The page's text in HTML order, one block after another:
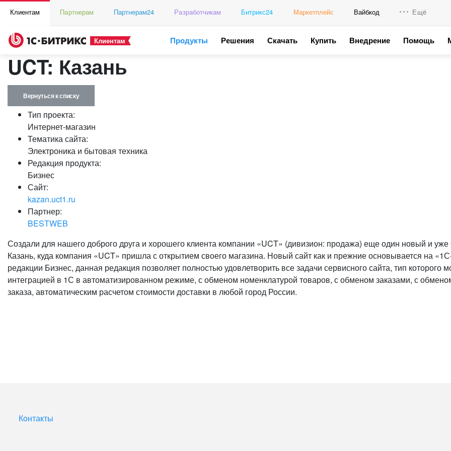
Клиентам Партнерам Партнерам24 Разработчикам Битрикс24 Маркетплейс Вайбкод Ещё
Клиентам Продукты Решения Скачать Купить Внедрение Помощь
UCT: Казань
Вернуться к списку
Тип проекта:
Интернет-магазин
Тематика сайта:
Электроника и бытовая техника
Редакция продукта:
Бизнес
Сайт:
kazan.uct1.ru
Партнер:
BESTWEB
Создали для нашего доброго друга и хорошего клиента компании «UCT» (дивизион: продажа) еще один новый и уже
Казань, куда компания «UCT» пришла с открытием своего магазина. Новый сайт как и прежние основывается на
редакции Бизнес, данная редакция позволяет полностью удовлетворить все задачи сервисного сайта, тип которого
интеграцией в 1С в автоматизированном режиме, с обменом номенклатурой товаров, с обменом заказами, с
заказа, автоматическим расчетом стоимости доставки в любой город России.
Контакты